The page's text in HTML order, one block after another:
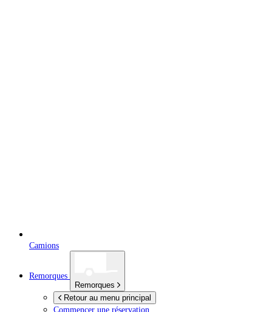
Camions
Remorques
Remorques
Retour au menu principal
Commencer une réservation